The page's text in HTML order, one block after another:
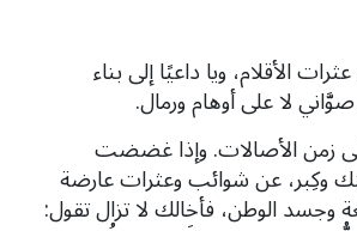
الأقلام، ويا داعيًا إلى بناء
لا على أوهام ورمال.
زمن الأصالات. وإذا غضضت
وكِبر، عن شوائب وعثرات عارضة
الوطن، فأخالك لا تزال تقول: